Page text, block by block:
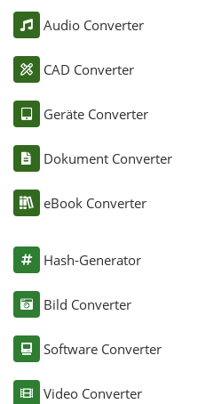
Audio Converter
CAD Converter
Geräte Converter
Dokument Converter
eBook Converter
Hash-Generator
Bild Converter
Software Converter
Video Converter